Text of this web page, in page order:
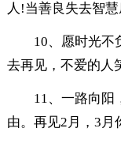
人!当善良失去智
10、愿时光不负
去再见，不爱的人
11、一路向阳，
由。再见2月，3月